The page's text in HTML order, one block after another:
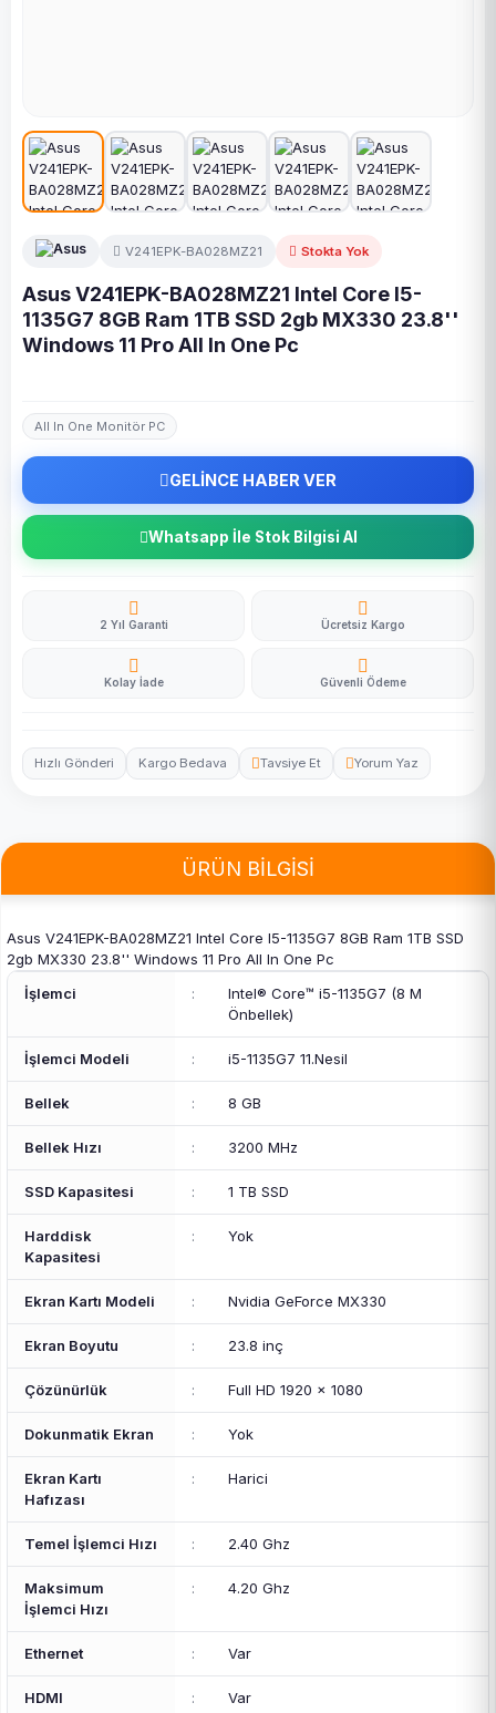
V241EPK-BA028MZ21 Stokta Yok
Asus V241EPK-BA028MZ21 Intel Core I5-
1135G7 8GB Ram 1TB SSD 2gb MX330 23.8''
Windows 11 Pro All In One Pc
All In One Monitör PC
GELİNCE HABER VER
Whatsapp İle Stok Bilgisi Al
2 Yıl Garanti Ücretsiz Kargo
Kolay İade Güvenli Ödeme
Hızlı Gönderi Kargo Bedava Tavsiye Et Yorum Yaz
ÜRÜN BİLGİSİ
Asus V241EPK-BA028MZ21 Intel Core I5-1135G7 8GB Ram 1TB SSD
2gb MX330 23.8'' Windows 11 Pro All In One Pc
İşlemci
:
Intel® Core™ i5-1135G7 (8 M
Önbellek)
İşlemci Modeli : i5-1135G7 11.Nesil
Bellek : 8 GB
Bellek Hızı : 3200 MHz
SSD Kapasitesi : 1 TB SSD
Harddisk
Kapasitesi
: Yok
Ekran Kartı Modeli : Nvidia GeForce MX330
Ekran Boyutu : 23.8 inç
Çözünürlük : Full HD 1920 x 1080
Dokunmatik Ekran : Yok
Ekran Kartı
Hafızası
: Harici
Temel İşlemci Hızı : 2.40 Ghz
Maksimum
İşlemci Hızı
: 4.20 Ghz
Ethernet : Var
HDMI : Var